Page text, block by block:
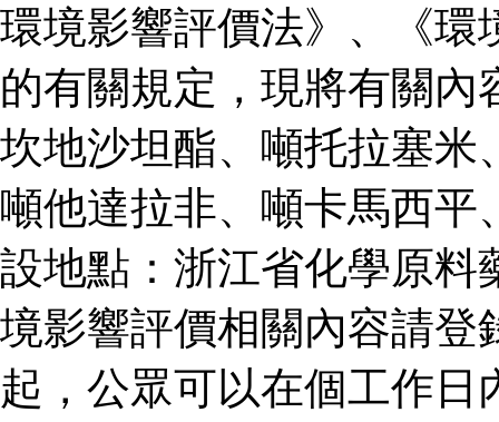
環境影響評價法》、《環
的有關規定，現將有關
坎地沙坦酯、噸托拉塞米
噸他達拉非、噸卡馬西平
設地點：浙江省化學原料
境影響評價相關內容請登
起，公眾可以在個工作